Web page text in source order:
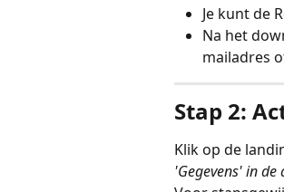
Je kunt de
Na het
mailadres
Stap 2:
Klik op de
'Gegevens' in